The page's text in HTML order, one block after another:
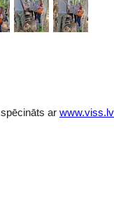
spēcināts ar www.viss.lv